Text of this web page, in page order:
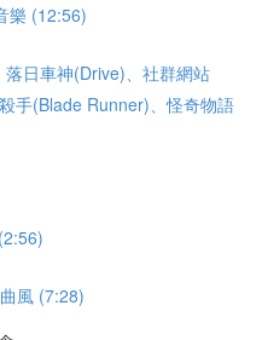
樂 (12:56)
日車神(Drive)、社群網站
手(Blade Runner)、怪奇物語
風 (7:28)